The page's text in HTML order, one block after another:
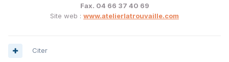
Fax. 04 66 37 40 69
Site web : www.atelierlatrouvaille.com
Citer